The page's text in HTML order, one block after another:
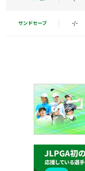
サンドセーブ -/-